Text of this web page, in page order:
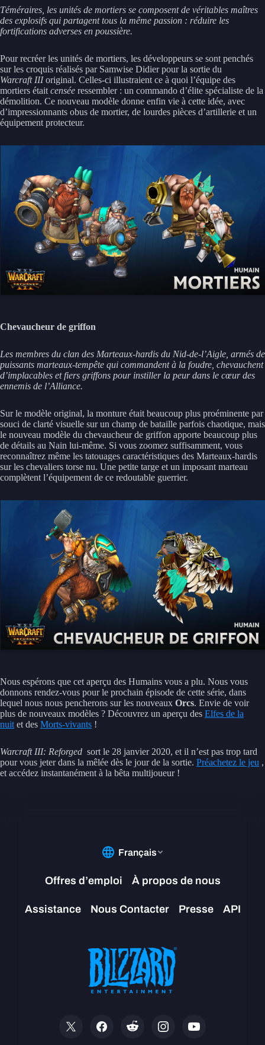
Téméraires, les unités de mortiers se composent de véritables maîtres
des explosifs qui partagent tous la même passion : réduire les
fortifications adverses en poussière.
Pour recréer les unités de mortiers, les développeurs se sont penchés
sur les croquis réalisés par Samwise Didier pour la sortie du
Warcraft IIIoriginal. Celles-ci illustraient ce à quoi l’équipe des
mortiers était censée ressembler : un commando d’élite spécialiste de la
démolition. Ce nouveau modèle donne enfin vie à cette idée, avec
d’impressionnants obus de mortier, de lourdes pièces d’artillerie et un
équipement protecteur.
Chevaucheur de griffon
Les membres du clan des Marteaux-hardis du Nid-de-l’Aigle, armés de
puissants marteaux-tempête qui commandent à la foudre, chevauchent
d’implacables et fiers griffons pour instiller la peur dans le cœur des
ennemis de l’Alliance.
Sur le modèle original, la monture était beaucoup plus proéminente par
souci de clarté visuelle sur un champ de bataille parfois chaotique, mais
le nouveau modèle du chevaucheur de griffon apporte beaucoup plus
de détails au Nain lui-même. Si vous zoomez suffisamment, vous
reconnaîtrez même les tatouages caractéristiques des Marteaux-hardis
sur les chevaliers torse nu. Une petite targe et un imposant marteau
complètent l’équipement de ce redoutable guerrier.
Nous espérons que cet aperçu des Humains vous a plu. Nous vous
donnons rendez-vous pour le prochain épisode de cette série, dans
lequel nous nous pencherons sur les nouveaux Orcs. Envie de voir
plus de nouveaux modèles ? Découvrez un aperçu des Elfes de la
nuit et des Morts-vivants !
Warcraft III: Reforged sort le 28 janvier 2020, et il n’est pas trop tard
pour vous jeter dans la mêlée dès le jour de la sortie. Préachetez le jeu ,
et accédez instantanément à la bêta multijoueur !